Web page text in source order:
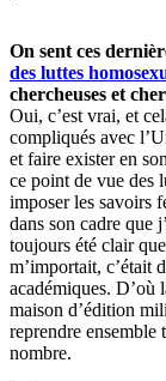
On sent ces
des luttes
chercheuses et
Oui, c’est vrai, et
compliqués avec
et faire exister en
ce point de vue des
imposer les savoirs
dans son cadre que
toujours été clair
m’importait, c’était
académiques. D’où
maison d’édition
reprendre ensemble
nombre.